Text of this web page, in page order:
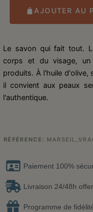
AJOUTER AU
Le savon qui fait tout.
corps et du visage, un
produits. À l'huile d'olive,
il convient aux peaux
l'authentique.
RÉFÉRENCE
Paiement 100%
Livraison 24/48h
Programme de